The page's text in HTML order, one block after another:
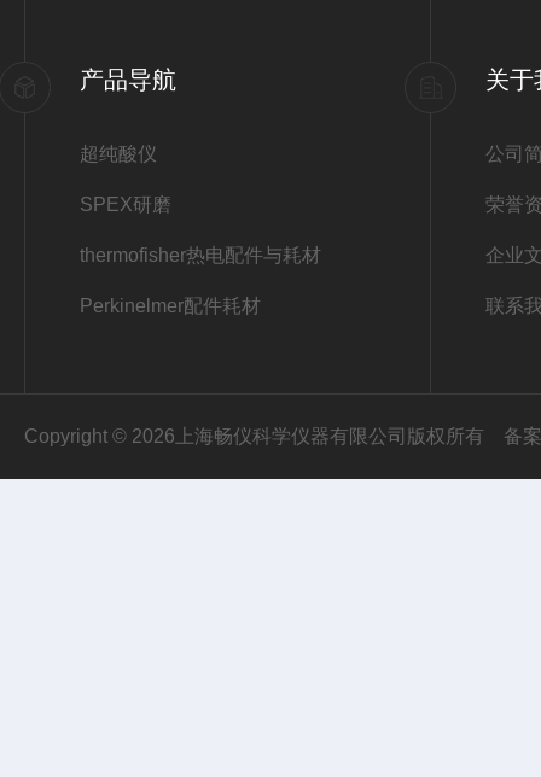
产品导航
超纯酸仪
SPEX研磨
thermofisher热电配件与耗材
Perkinelmer配件耗材
关于
公司
荣誉
企业
联系
Copyright © 2026上海畅仪科学仪器有限公司版权所有 备